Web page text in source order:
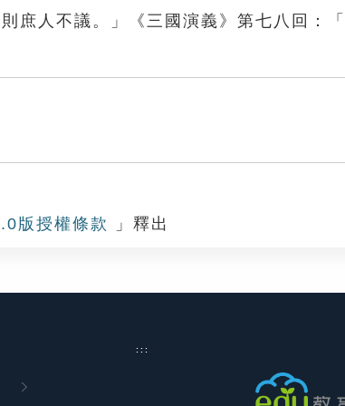
庶人不議。」《三國演義》第七八回：
版授權條款 」釋出
:::